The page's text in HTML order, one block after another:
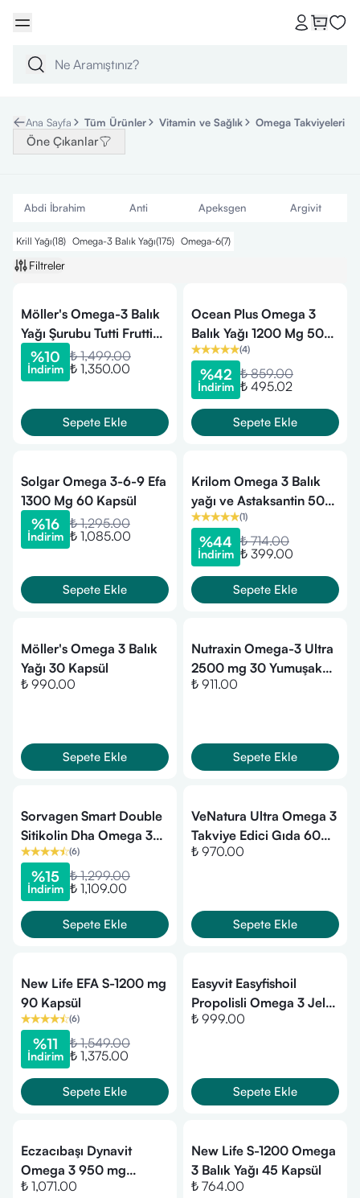
Ana Sayfa Tüm Ürünler Vitamin ve Sağlık Omega Takviyeleri
Öne Çıkanlar
Abdi İbrahim Anti Apeksgen Argivit
Krill Yağı(18) Omega-3 Balık Yağı(175) Omega-6(7)
Filtreler
Möller's Omega-3 Balık
Yağı Şurubu Tutti Frutti
250 ml
%10
İndirim
₺ 1,499.00
₺ 1,350.00
Sepete Ekle
Ocean Plus Omega 3
Balık Yağı 1200 Mg 50
Kapsül
(4)
%42
İndirim
₺ 859.00
₺ 495.02
Sepete Ekle
Solgar Omega 3-6-9 Efa
1300 Mg 60 Kapsül
%16
İndirim
₺ 1,295.00
₺ 1,085.00
Sepete Ekle
Krilom Omega 3 Balık
yağı ve Astaksantin 50
Kapsül
(1)
%44
İndirim
₺ 714.00
₺ 399.00
Sepete Ekle
Möller's Omega 3 Balık
Yağı 30 Kapsül
₺ 990.00
Sepete Ekle
Nutraxin Omega-3 Ultra
2500 mg 30 Yumuşak
Kapsül
₺ 911.00
Sepete Ekle
Sorvagen Smart Double
Sitikolin Dha Omega 3
ve B12 30 Kapsül
(6)
%15
İndirim
₺ 1,299.00
₺ 1,109.00
Sepete Ekle
VeNatura Ultra Omega 3
Takviye Edici Gıda 60
Kapsül
₺ 970.00
Sepete Ekle
New Life EFA S-1200 mg
90 Kapsül
(6)
%11
İndirim
₺ 1,549.00
₺ 1,375.00
Sepete Ekle
Easyvit Easyfishoil
Propolisli Omega 3 Jel
Tablet 30'lu
₺ 999.00
Sepete Ekle
Eczacıbaşı Dynavit
Omega 3 950 mg
Takviye Edici Gıda 30
₺ 1,071.00
New Life S-1200 Omega
3 Balık Yağı 45 Kapsül
₺ 764.00